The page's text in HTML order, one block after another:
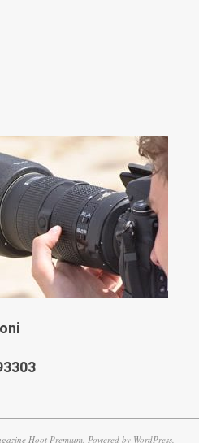
Hoot Premium. Powered by WordPress.